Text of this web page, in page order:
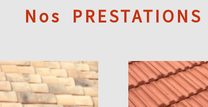
Nos PRESTATIONS